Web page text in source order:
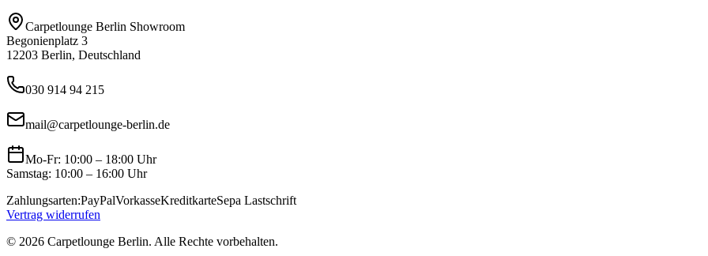
Carpetlounge Berlin Showroom
Begonienplatz 3
12203 Berlin, Deutschland
030 914 94 215
mail@carpetlounge-berlin.de
Mo-Fr: 10:00 – 18:00 Uhr
Samstag: 10:00 – 16:00 Uhr
Zahlungsarten:PayPalVorkasseKreditkarteSepa Lastschrift
Vertrag widerrufen
© 2026 Carpetlounge Berlin. Alle Rechte vorbehalten.